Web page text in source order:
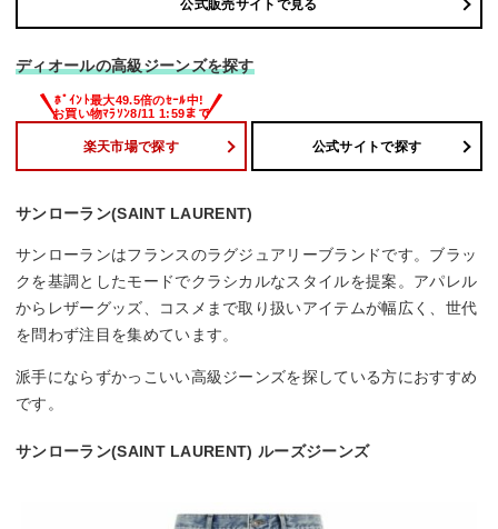
公式販売サイトで見る
ディオールの高級ジーンズを探す
楽天市場で探す 公式サイトで探す
サンローラン(SAINT LAURENT)
サンローランはフランスのラグジュアリーブランドです。ブラッ
クを基調としたモードでクラシカルなスタイルを提案。アパレル
からレザーグッズ、コスメまで取り扱いアイテムが幅広く、世代
を問わず注目を集めています。
派手にならずかっこいい高級ジーンズを探している方におすすめ
です。
サンローラン(SAINT LAURENT) ルーズジーンズ